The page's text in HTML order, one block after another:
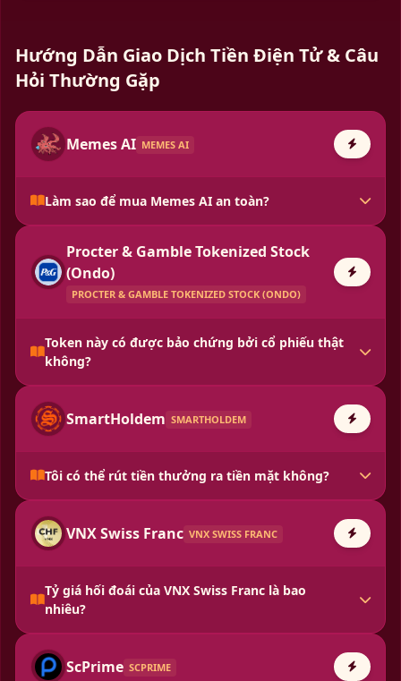
Hướng Dẫn Giao Dịch Tiền Điện Tử & Câu
Hỏi Thường Gặp
Memes AI MEMES AI
Làm sao để mua Memes AI an toàn?
Procter & Gamble Tokenized Stock
(Ondo)
PROCTER & GAMBLE TOKENIZED STOCK (ONDO)
Token này có được bảo chứng bởi cổ phiếu thật
không?
SmartHoldem SMARTHOLDEM
Tôi có thể rút tiền thưởng ra tiền mặt không?
VNX Swiss Franc VNX SWISS FRANC
Tỷ giá hối đoái của VNX Swiss Franc là bao
nhiêu?
ScPrime SCPRIME